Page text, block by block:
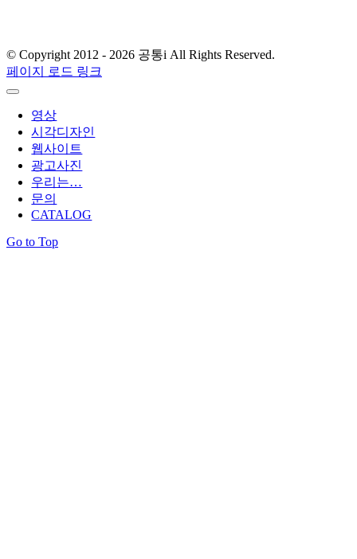
© Copyright 2012 - 2026 공통i All Rights Reserved.
페이지 로드 링크
영상
시각디자인
웹사이트
광고사진
우리는…
문의
CATALOG
Go to Top